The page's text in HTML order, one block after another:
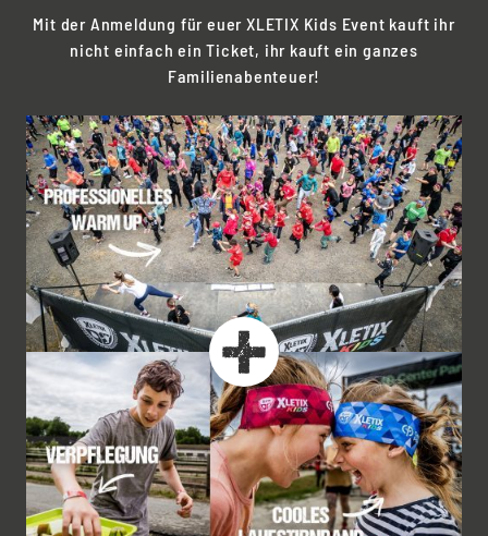
Mit der Anmeldung für euer XLETIX Kids Event kauft ihr
nicht einfach ein Ticket, ihr kauft ein ganzes
Familienabenteuer!